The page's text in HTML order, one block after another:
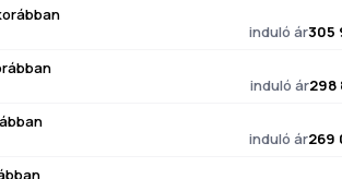
induló ár305
induló ár298
induló ár269